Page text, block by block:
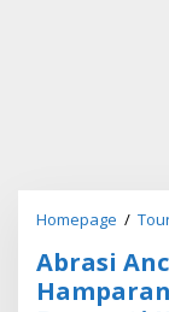
Homepage /
Abrasi